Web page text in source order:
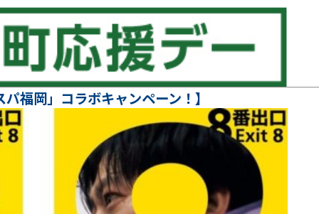
福岡」コラボキャンペーン！】